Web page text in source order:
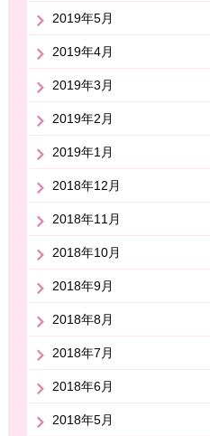
2019年5月
2019年4月
2019年3月
2019年2月
2019年1月
2018年12月
2018年11月
2018年10月
2018年9月
2018年8月
2018年7月
2018年6月
2018年5月